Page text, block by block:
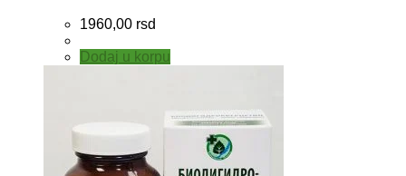
1960,00 rsd
Dodaj u korpu